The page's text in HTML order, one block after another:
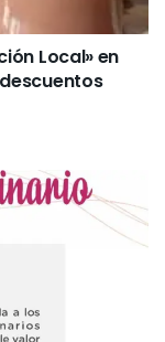
Local» en